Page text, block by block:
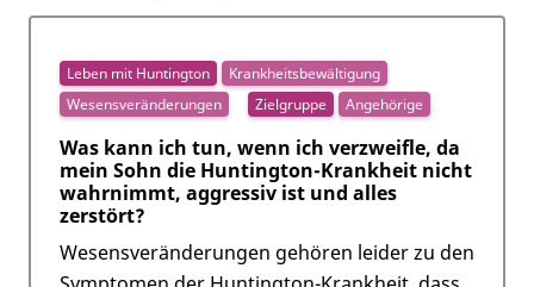
Was kann ich tun, wenn ich verzweifle, da
mein Sohn die Huntington-Krankheit nicht
wahrnimmt, aggressiv ist und alles
zerstört?
Wesensveränderungen gehören leider zu den
Leben mit Huntington
Krankheitsbewältigung
Wesensveränderungen
Zielgruppe Angehörige